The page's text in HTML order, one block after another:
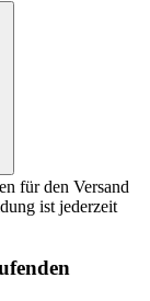
für den Versand
ist jederzeit